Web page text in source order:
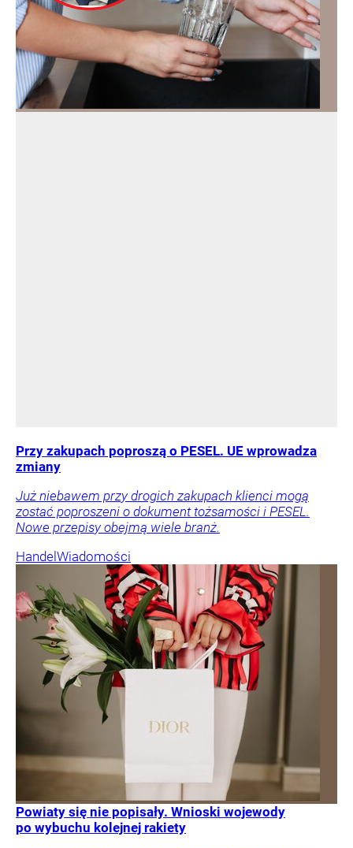
Przy zakupach poproszą o PESEL. UE wprowadza
zmiany
Już niebawem przy drogich zakupach klienci mogą
zostać poproszeni o dokument tożsamości i PESEL.
Nowe przepisy obejmą wiele branż.
Handel Wiadomości
Powiaty się nie popisały. Wnioski wojewody
po wybuchu kolejnej rakiety